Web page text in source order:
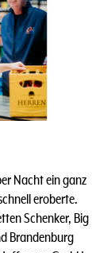
Nacht ein ganz
eroberte.
Schenker, Big
Brandenburg